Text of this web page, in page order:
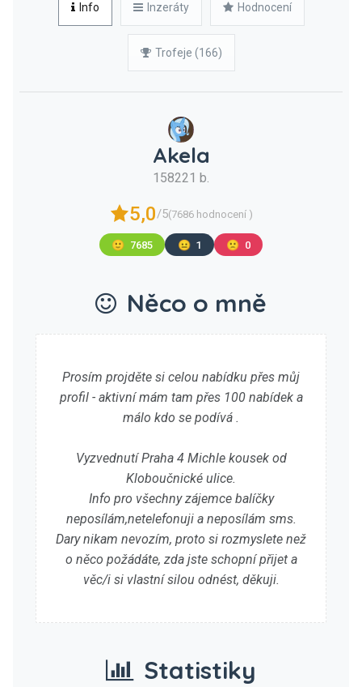
Info Inzeráty Hodnocení
Trofeje (166)
Akela
158221 b.
5,0/5(7686 hodnocení )
🙂 7685 😐 1 🙁 0
Něco o mně
Prosím projděte si celou nabídku přes můj
profil - aktivní mám tam přes 100 nabídek a
málo kdo se podívá .
Vyzvednutí Praha 4 Michle kousek od
Kloboučnické ulice.
Info pro všechny zájemce balíčky
neposílám,netelefonuji a neposílám sms.
Dary nikam nevozím, proto si rozmyslete než
o něco požádáte, zda jste schopní přijet a
věc/i si vlastní silou odnést, děkuji.
Statistiky